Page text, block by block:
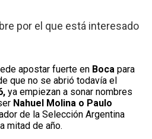
por el que está interesado
apostar fuerte en Boca para
que no se abrió todavía el
ya empiezan a sonar nombres
Nahuel Molina o Paulo
de la Selección Argentina
mitad de año.